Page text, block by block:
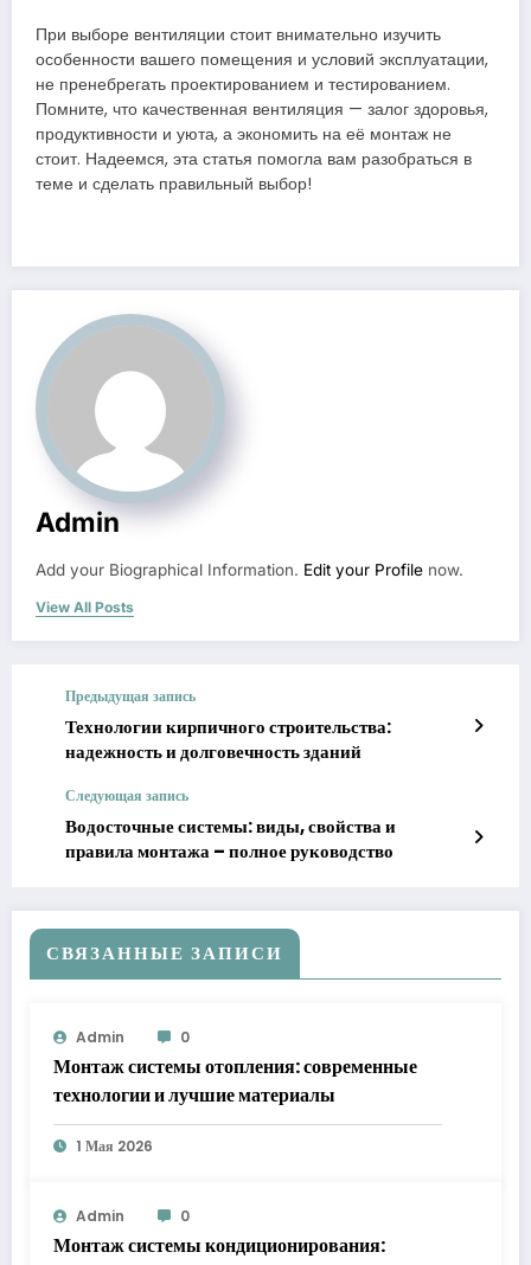
При выборе вентиляции стоит внимательно изучить
особенности вашего помещения и условий эксплуатации,
не пренебрегать проектированием и тестированием.
Помните, что качественная вентиляция — залог здоровья,
продуктивности и уюта, а экономить на её монтаж не
стоит. Надеемся, эта статья помогла вам разобраться в
теме и сделать правильный выбор!
Admin
Add your Biographical Information. Edit your Profile now.
View All Posts
Предыдущая запись
Технологии кирпичного строительства:
надежность и долговечность зданий
Следующая запись
Водосточные системы: виды, свойства и
правила монтажа – полное руководство
СВЯЗАННЫЕ ЗАПИСИ
Admin 0
Монтаж системы отопления: современные
технологии и лучшие материалы
1 Мая 2026
Admin 0
Монтаж системы кондиционирования: